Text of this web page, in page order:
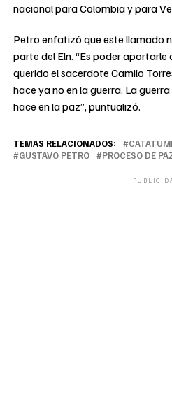
nacional para Colombia y para
Petro enfatizó que este llamado
parte del Eln. “Es poder
querido el sacerdote Camilo
hace ya no en la guerra. La
hace en la paz”, puntualizó.
TEMAS RELACIONADOS:
GUSTAVO PETRO
PROCESO DE